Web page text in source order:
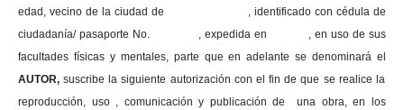
edad, vecino de la ciudad de , identificado con cédula de
ciudadanía/ pasaporte No. , expedida en , en uso de sus
facultades físicas y mentales, parte que en adelante se denominará el
AUTOR,suscribe la siguiente autorización con el fin de que se realice la
reproducción, uso , comunicación y publicación de una obra, en los